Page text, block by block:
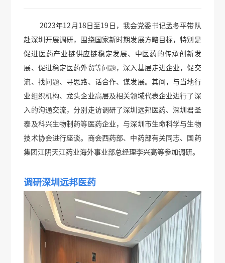
2023年12月18日至19日，我会党委书记孟冬平带队
赴深圳开展调研，围绕国家新时期发展方略目标，特别是
促进医药产业链供应链稳定发展、中医药的传承创新发
展、促进稳定医药外贸等问题，深入基层走进企业，促交
流、找问题、寻思路、话合作、谋发展。其间，与当地行
业组织机构、龙头企业高层及相关领域代表企业进行了深
入的沟通交流，分别走访调研了深圳远邦医药、深圳君圣
泰及科兴生物制药等医药企业，与深圳市生命科学与生物
技术协会进行座谈。商会西药部、中药部有关同志、国药
集团江阴天江药业海外事业部总经理李兴高等参加调研。
调研深圳远邦医药